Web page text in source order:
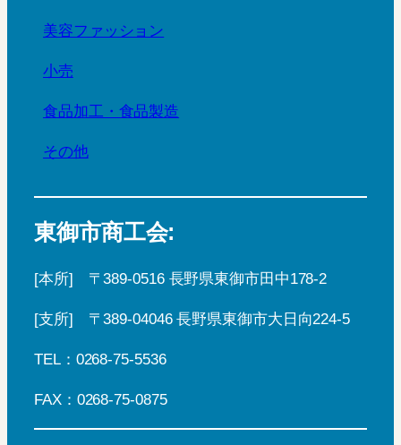
美容ファッション
小売
食品加工・食品製造
その他
東御市商工会:
[本所] 〒389-0516 長野県東御市田中178-2
[支所] 〒389-04046 長野県東御市大日向224-5
TEL：0268-75-5536
FAX：0268-75-0875